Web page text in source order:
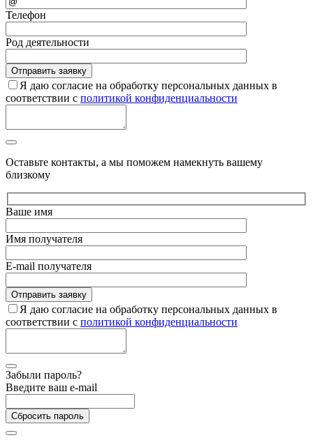
Телефон
Род деятельности
Я даю согласие на обработку персональных данных в
соответствии с политикой конфиденциальности
Оставьте контакты, а мы поможем намекнуть вашему
близкому
Ваше имя
Имя получателя
E-mail получателя
Я даю согласие на обработку персональных данных в
соответствии с политикой конфиденциальности
Забыли пароль?
Введите ваш e-mail
Сбросить пароль